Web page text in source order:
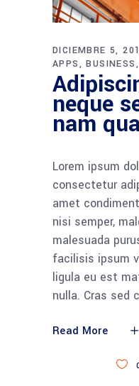
DICIEMBRE 5,
APPS
BUSINESS
neque
nam
Lorem ipsum
consectetur
amet
nisi semper,
malesuada
facilisis ipsum
ligula eu est
nulla. Cras sed
Read More